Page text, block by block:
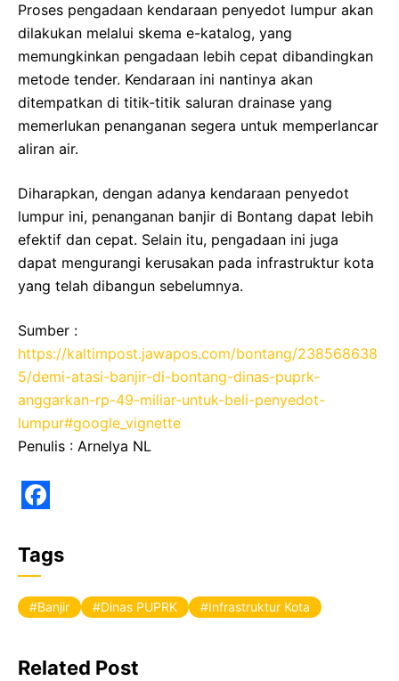
Proses pengadaan kendaraan penyedot lumpur akan
dilakukan melalui skema e-katalog, yang
memungkinkan pengadaan lebih cepat dibandingkan
metode tender. Kendaraan ini nantinya akan
ditempatkan di titik-titik saluran drainase yang
memerlukan penanganan segera untuk memperlancar
aliran air.
Diharapkan, dengan adanya kendaraan penyedot
lumpur ini, penanganan banjir di Bontang dapat lebih
efektif dan cepat. Selain itu, pengadaan ini juga
dapat mengurangi kerusakan pada infrastruktur kota
yang telah dibangun sebelumnya.
Sumber :
https://kaltimpost.jawapos.com/bontang/238568638
5/demi-atasi-banjir-di-bontang-dinas-puprk-
anggarkan-rp-49-miliar-untuk-beli-penyedot-
lumpur#google_vignette
Penulis : Arnelya NL
a
c
e
o
Tags
Banjir Dinas PUPRK Infrastruktur Kota
Related Post